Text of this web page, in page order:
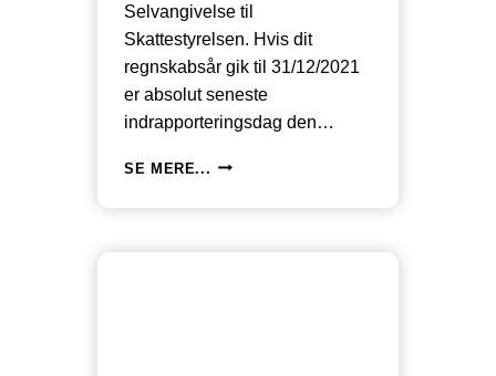
Selvangivelse til
Skattestyrelsen. Hvis dit
regnskabsår gik til 31/12/2021
er absolut seneste
indrapporteringsdag den…
SE MERE... VEJLEDNING